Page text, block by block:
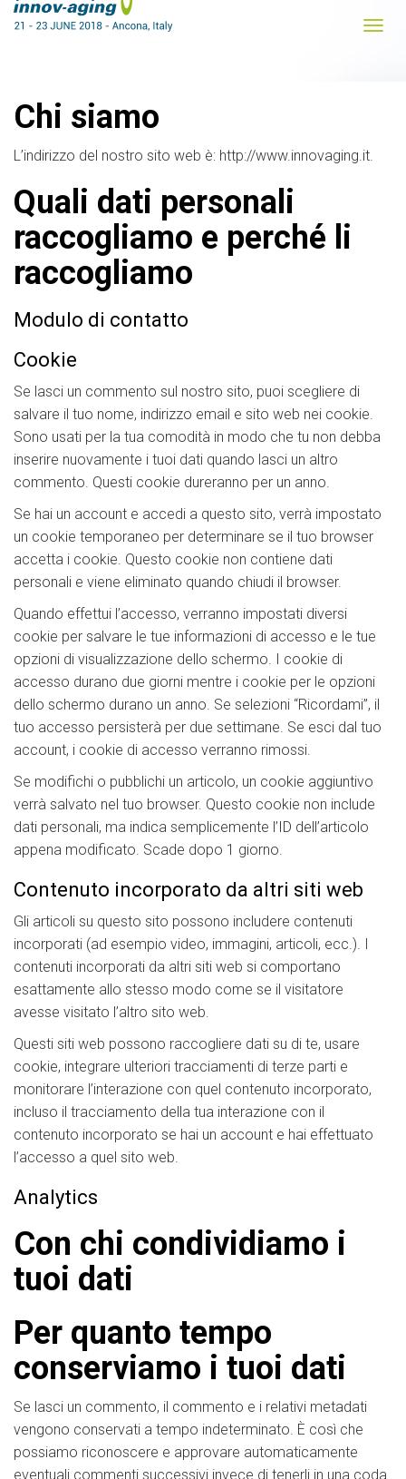
Chi siamo
L’indirizzo del nostro sito web è: http://www.innovaging.it.
Quali dati personali
raccogliamo e perché li
raccogliamo
Modulo di contatto
Cookie
Se lasci un commento sul nostro sito, puoi scegliere di
salvare il tuo nome, indirizzo email e sito web nei cookie.
Sono usati per la tua comodità in modo che tu non debba
inserire nuovamente i tuoi dati quando lasci un altro
commento. Questi cookie dureranno per un anno.
Se hai un account e accedi a questo sito, verrà impostato
un cookie temporaneo per determinare se il tuo browser
accetta i cookie. Questo cookie non contiene dati
personali e viene eliminato quando chiudi il browser.
Quando effettui l’accesso, verranno impostati diversi
cookie per salvare le tue informazioni di accesso e le tue
opzioni di visualizzazione dello schermo. I cookie di
accesso durano due giorni mentre i cookie per le opzioni
dello schermo durano un anno. Se selezioni “Ricordami”, il
tuo accesso persisterà per due settimane. Se esci dal tuo
account, i cookie di accesso verranno rimossi.
Se modifichi o pubblichi un articolo, un cookie aggiuntivo
verrà salvato nel tuo browser. Questo cookie non include
dati personali, ma indica semplicemente l’ID dell’articolo
appena modificato. Scade dopo 1 giorno.
Contenuto incorporato da altri siti web
Gli articoli su questo sito possono includere contenuti
incorporati (ad esempio video, immagini, articoli, ecc.). I
contenuti incorporati da altri siti web si comportano
esattamente allo stesso modo come se il visitatore
avesse visitato l’altro sito web.
Questi siti web possono raccogliere dati su di te, usare
cookie, integrare ulteriori tracciamenti di terze parti e
monitorare l’interazione con quel contenuto incorporato,
incluso il tracciamento della tua interazione con il
contenuto incorporato se hai un account e hai effettuato
l’accesso a quel sito web.
Analytics
Con chi condividiamo i
tuoi dati
Per quanto tempo
conserviamo i tuoi dati
Se lasci un commento, il commento e i relativi metadati
vengono conservati a tempo indeterminato. È così che
possiamo riconoscere e approvare automaticamente
eventuali commenti successivi invece di tenerli in una coda